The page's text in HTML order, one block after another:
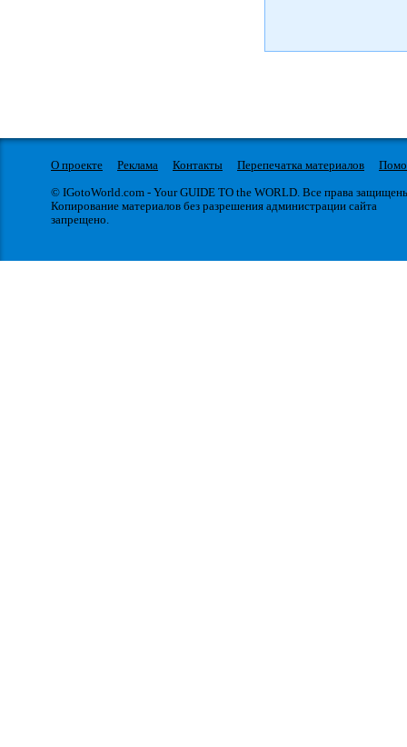
О проекте Реклама Контакты Перепечатка материалов
© IGotoWorld.com - Your GUIDE TO the WORLD. Все права
Копирование материалов без разрешения администрации сайта
запрещено.